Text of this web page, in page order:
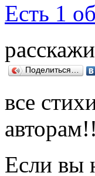
Есть 1
Поделиться…
все
Если вы